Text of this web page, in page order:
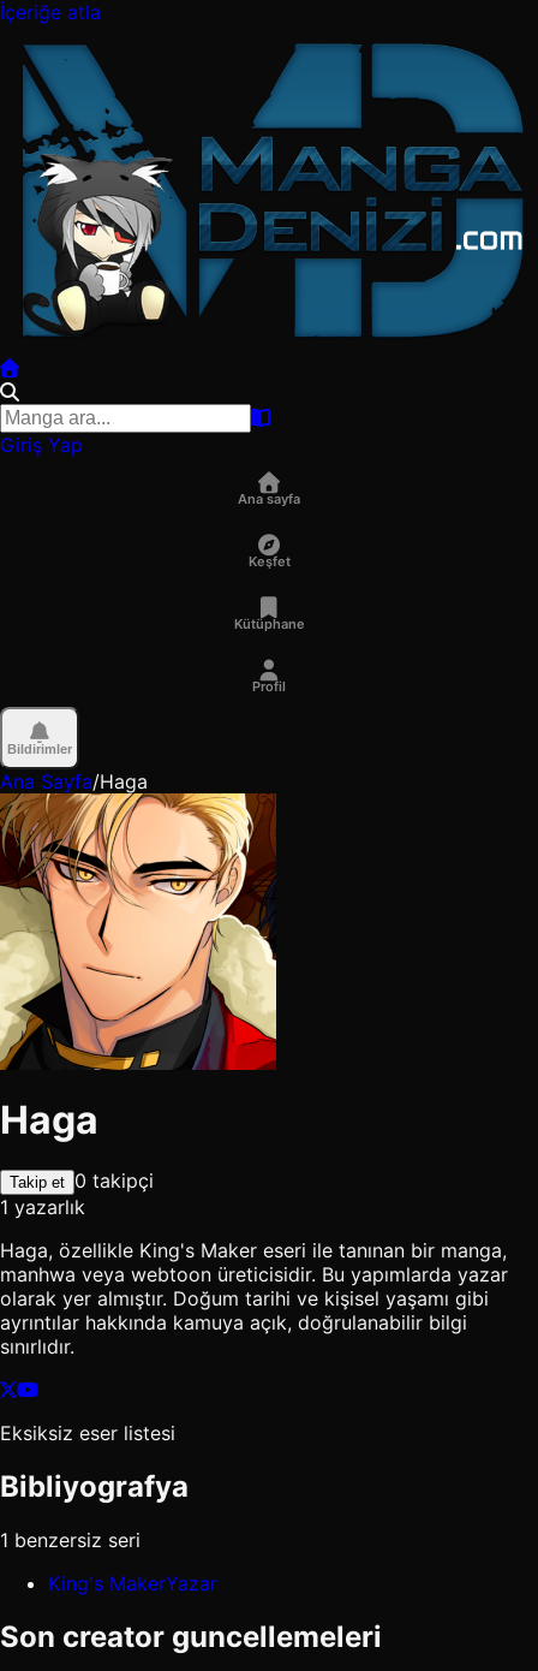
İçeriğe atla
Giriş Yap
Ana sayfa
Keşfet
Kütüphane
Profil
Bildirimler
Ana Sayfa/Haga
Haga
Takip et 0 takipçi
1 yazarlık
Haga, özellikle King's Maker eseri ile tanınan bir manga,
manhwa veya webtoon üreticisidir. Bu yapımlarda yazar
olarak yer almıştır. Doğum tarihi ve kişisel yaşamı gibi
ayrıntılar hakkında kamuya açık, doğrulanabilir bilgi
sınırlıdır.
Eksiksiz eser listesi
Bibliyografya
1 benzersiz seri
King's MakerYazar
Son creator guncellemeleri